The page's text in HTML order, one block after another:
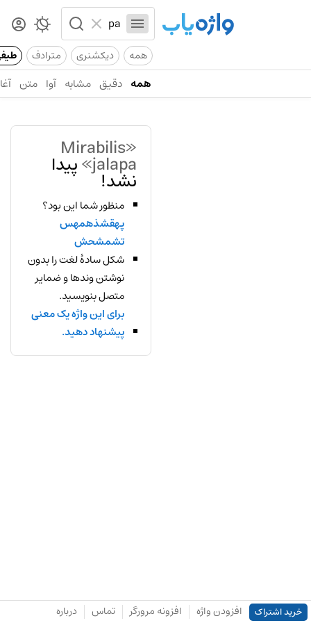
همه دیکشنری مترادف
همه دقیق مشابه آوا متن
«Mirabilis
jalapa» پیدا
نشد!
منظور شما این بود؟
پهقشذهمهس
تشمشحش
شکل سادهٔ لغت را بدون
نوشتن وندها و ضمایر
متصل بنویسید.
برای این واژه یک معنی
پیشنهاد دهید.
خرید اشتراک افزودن واژه افزونه مرورگر تماس درباره